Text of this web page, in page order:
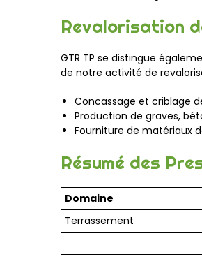
Revalorisation
GTR TP se distingue
de notre activité de
Concassage et criblage
Production de graves,
Fourniture de matériaux
Résumé des
Domaine
Terrassement